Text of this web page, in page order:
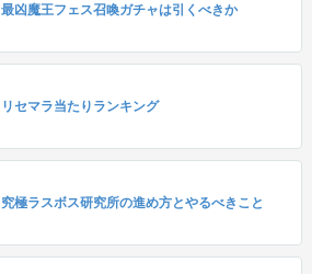
最凶魔王フェス召喚ガチャは引くべきか
リセマラ当たりランキング
究極ラスボス研究所の進め方とやるべきこと